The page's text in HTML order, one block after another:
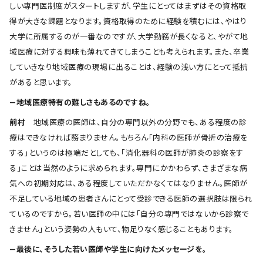
しい専門医制度がスタートしますが、学生にとってはまずはその資格取
得が大きな課題となります。資格取得のために経験を積むには、やはり
大学に所属するのが一番なのですが、大学勤務が長くなると、やがて地
域医療に対する興味も薄れてきてしまうことも考えられます。また、卒業
していきなり地域医療の現場に出ることは、経験の浅い方にとって抵抗
があると思います。
―地域医療特有の難しさもあるのですね。
前村 地域医療の医師は、自分の専門以外の分野でも、ある程度の診
療はできなければ務まりません。もちろん「内科の医師が骨折の治療を
する」というのは極端だとしても、「消化器科の医師が肺炎の診察をす
る」ことは当然のように求められます。専門にかかわらず、さまざまな病
気への初期対応は、ある程度していただかなくてはなりません。医師が
不足している地域の患者さんにとって受診できる医師の選択肢は限られ
ているのですから。若い医師の中には「自分の専門ではないから診察で
きません」という姿勢の人もいて、物足りなく感じることもあります。
―最後に、そうした若い医師や学生に向けたメッセージを。